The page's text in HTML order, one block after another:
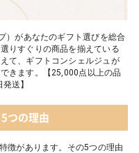
）があなたのギフト選びを総合
りすぐりの商品を揃えている
て、ギフトコンシェルジュが
きます。【25,000点以上の品
送】
つの理由
徴があります。その5つの理由